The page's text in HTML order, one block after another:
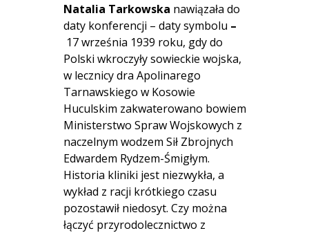
Natalia Tarkowska nawiązała do
daty konferencji – daty symbolu –
17 września 1939 roku, gdy do
Polski wkroczyły sowieckie wojska,
w lecznicy dra Apolinarego
Tarnawskiego w Kosowie
Huculskim zakwaterowano bowiem
Ministerstwo Spraw Wojskowych z
naczelnym wodzem Sił Zbrojnych
Edwardem Rydzem-Śmigłym.
Historia kliniki jest niezwykła, a
wykład z racji krótkiego czasu
pozostawił niedosyt. Czy można
łączyć przyrodolecznictwo z